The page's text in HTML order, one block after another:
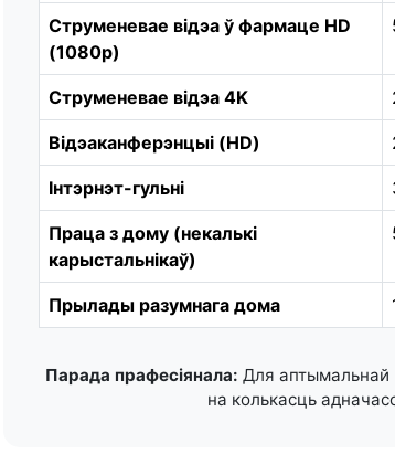
Струменевае відэа ў фармаце HD
(1080p)
Струменевае відэа 4K
Відэаканферэнцыі (HD)
Інтэрнэт-гульні
Праца з дому (некалькі
карыстальнікаў)
Прылады разумнага дома
Парада прафесіянала: Для аптымальнай
на колькасць